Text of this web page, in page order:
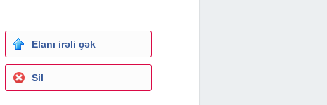
Elanı irəli çək
Sil